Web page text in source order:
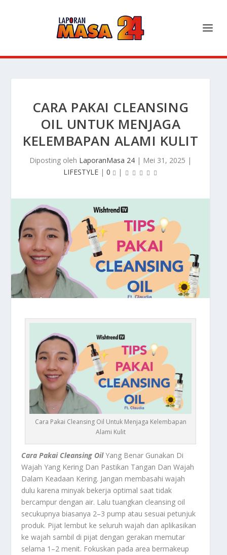
CARA PAKAI CLEANSING
OIL UNTUK MENJAGA
KELEMBAPAN ALAMI KULIT
Diposting oleh LaporanMasa 24 | Mei 31, 2025 |
LIFESTYLE | 0 |
Cara Pakai Cleansing Oil Untuk Menjaga Kelembapan
Alami Kulit
Cara Pakai Cleansing OilYang Benar Gunakan Di
Wajah Yang Kering Dan Pastikan Tangan Dan Wajah
Dalam Keadaan Kering. Jangan membasahi wajah
dulu karena minyak bekerja optimal saat tidak
bercampur dengan air. Lalu tuangkan cleansing oil
secukupnya biasanya 2–3 pump atau sesuai petunjuk
produk. Pijat lembut ke seluruh wajah dan aplikasikan
ke wajah sambil di pijat dengan gerakan memutar
selama 1–2 menit. Fokuskan pada area bermakeup